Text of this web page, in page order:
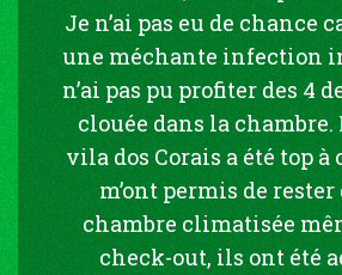
Je n’ai pas eu de chance
une méchante infection
n’ai pas pu profiter des 4
clouée dans la chambre.
vila dos Corais a été top à
m’ont permis de
chambre climatisée
check-out, ils ont été